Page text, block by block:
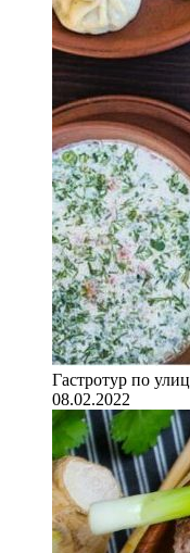
Гастротур по
08.02.2022